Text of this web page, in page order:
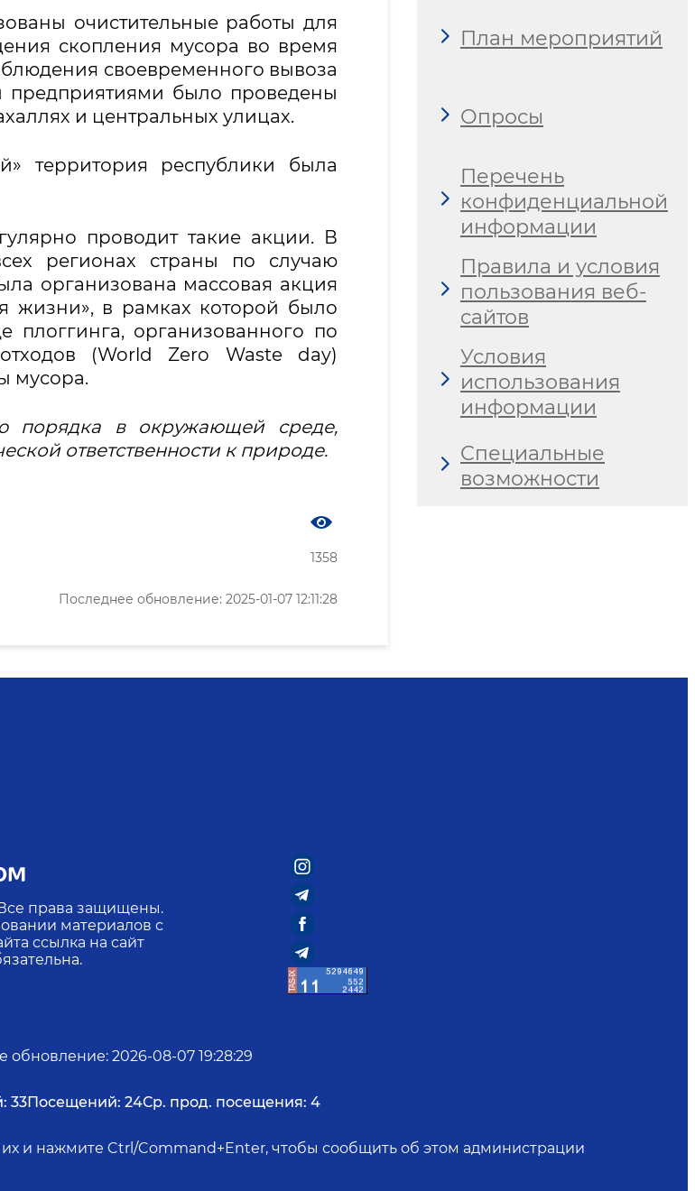
очистительные работы для
скопления мусора во время
своевременного вывоза
предприятиями было проведены
и центральных улицах.
территория республики была
проводит такие акции. В
регионах страны по случаю
организована массовая акция
жизни», в рамках которой было
организованного по
(World Zero Waste day)
мусора.
порядка в окружающей среде,
ответственности к природе.
1358
Последнее обновление: 2025-01-07 12:11:28
План мероприятий
Опросы
Перечень
конфиденциальной
информации
Правила и условия
пользования веб-
сайтов
Условия
использования
информации
Специальные
возможности
права защищены.
материалов с
ссылка на сайт
обновление: 2026-08-07 19:28:29
33Посещений: 24Ср. прод. посещения: 4
и нажмите Ctrl/Command+Enter, чтобы сообщить об этом администрации